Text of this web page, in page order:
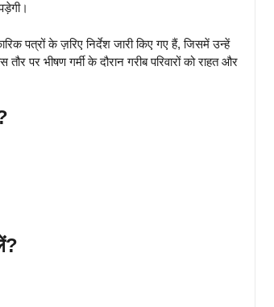
पत्रों के ज़रिए निर्देश जारी किए गए हैं, जिसमें उन्हें
पर भीषण गर्मी के दौरान गरीब परिवारों को राहत और